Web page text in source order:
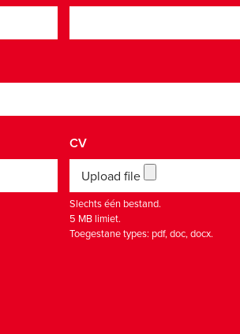
CV
Upload file
Slechts één bestand.
5 MB limiet.
Toegestane types: pdf, doc, docx.